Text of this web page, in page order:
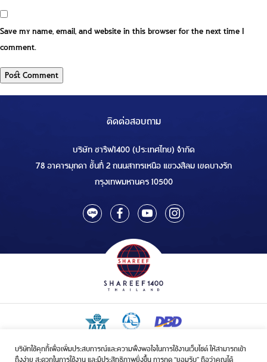
บริษัทใช้คุกกี้เพื่อเพิ่มประสบการณ์และความพึงพอใจในการใช้งานเว็บไซต์ ให้สามารถเข้า
ถึงง่าย สะดวกในการใช้งาน และมีประสิทธิภาพยิ่งขึ้น การกด “ยอมรับ” ถือว่าคุณได้
Save my name, email, and website in this browser for the next time I
comment.
ติดต่อสอบถาม
บริษัท ชารีฟ1400 (ประเทศไทย) จำกัด
78 อาคารมุกดา ชั้นที่ 2 ถนนสาทรเหนือ แขวงสีลม เขตบางรัก
กรุงเทพมหานคร 10500
ใบอนุญาตเป็นผู้ประกอบกิจการรับจัดบริการขนส่งในกิจการฮัจย์เลขที่ 1/2568